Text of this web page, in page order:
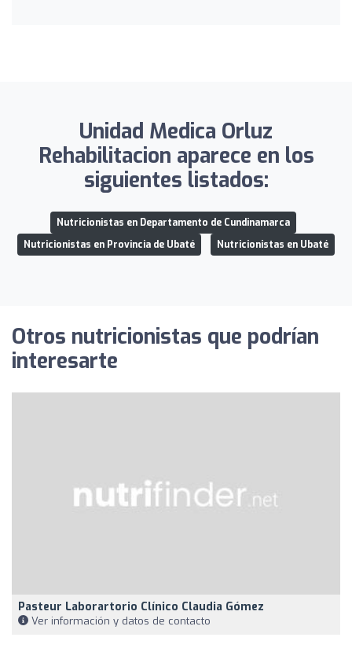
Unidad Medica Orluz
Rehabilitacion aparece en los
siguientes listados:
Nutricionistas en Departamento de Cundinamarca
Nutricionistas en Provincia de Ubaté
Nutricionistas en Ubaté
Otros nutricionistas que podrían
interesarte
Pasteur Laborartorio Clínico Claudia Gómez
Ver información y datos de contacto